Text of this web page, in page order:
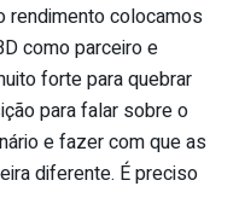
rendimento colocamos
como parceiro e
forte para quebrar
para falar sobre o
e fazer com que as
diferente. É preciso